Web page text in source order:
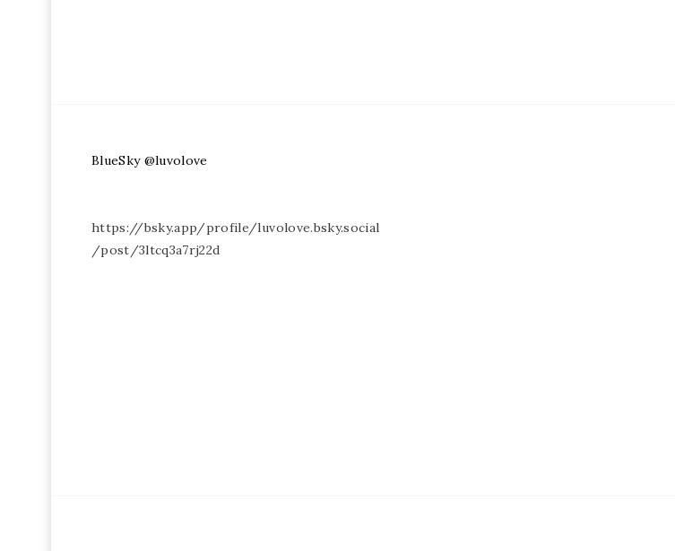
BlueSky @luvolove
https://bsky.app/profile/luvolove.bsky.social
/post/3ltcq3a7rj22d